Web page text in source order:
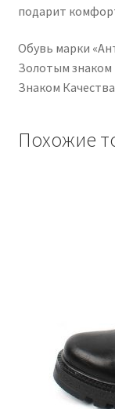
подарит
Обувь марки
Золотым знаком
Знаком
Похожие